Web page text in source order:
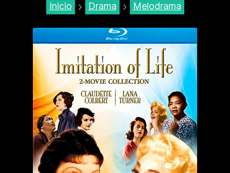
Inicio Drama Melodrama